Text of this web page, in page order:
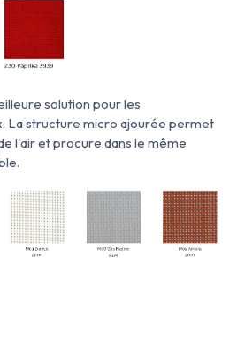
solution pour les
La structure micro ajourée permet
l'air et procure dans le même